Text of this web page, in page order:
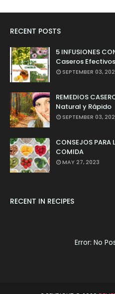
RECENT POSTS
5 INFUSIONES
Caseros Efectivos
SEPTEMBER 03,
REMEDIOS
Natural y Rápido
SEPTEMBER 03,
CONSEJOS PARA
COMIDA
MAY 27, 2023
RECENT IN RECIPES
Error: No